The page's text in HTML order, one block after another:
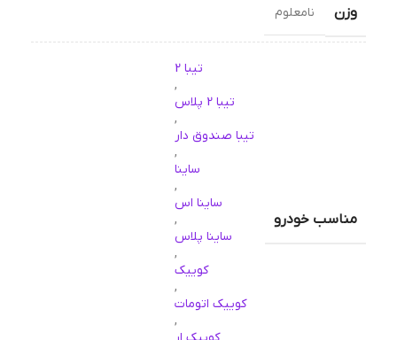
وزن نامعلوم
مناسب خودرو
تیبا 2
,
تیبا 2 پلاس
,
تیبا صندوق دار
,
ساینا
,
ساینا اس
,
ساینا پلاس
,
کوییک
,
کوییک اتومات
,